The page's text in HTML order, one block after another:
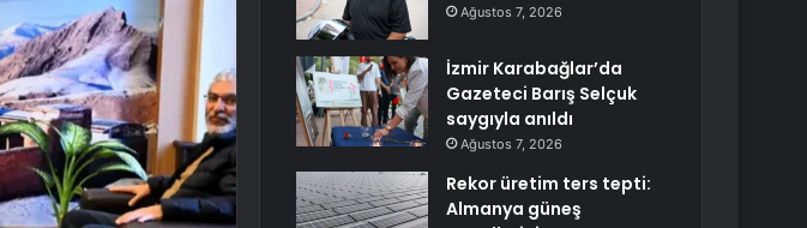
Ağustos 7, 2026
İzmir Karabağlar’da
Gazeteci Barış Selçuk
saygıyla anıldı
Ağustos 7, 2026
Rekor üretim ters tepti:
Almanya güneş